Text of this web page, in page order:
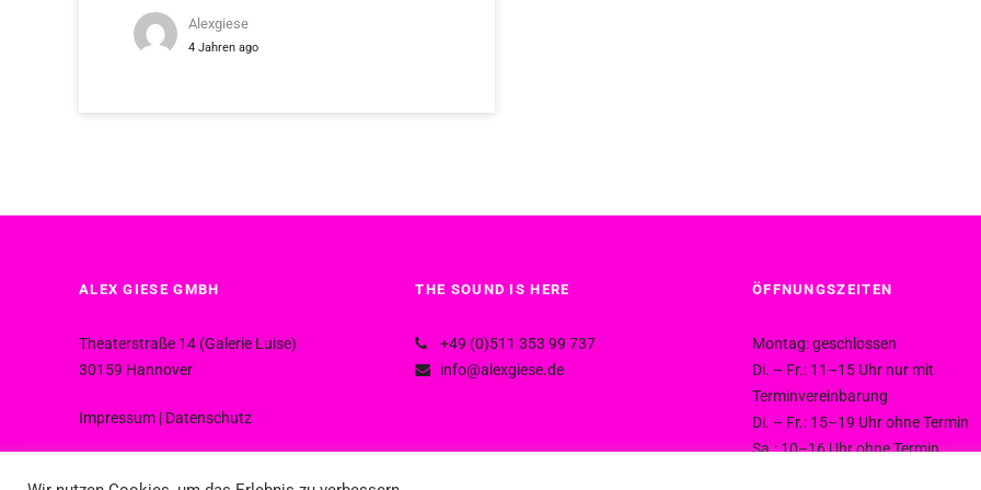
Alexgiese
4 Jahren ago
ALEX GIESE GMBH
Theaterstraße 14 (Galerie Luise)
30159 Hannover
Impressum| Datenschutz
THE SOUND IS HERE
+49 (0)511 353 99 737
info@alexgiese.de
ÖFFNUNGSZEITEN
Montag: geschlossen
Di. – Fr.: 11–15 Uhr nur mit
Terminvereinbarung
Di. – Fr.: 15–19 Uhr ohne Termin
Sa.: 10–16 Uhr ohne Termin